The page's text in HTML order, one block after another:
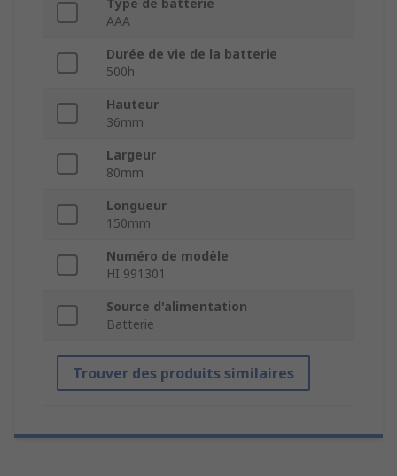
Type de batterie
AAA
Durée de vie de la batterie
500h
Hauteur
36mm
Largeur
80mm
Longueur
150mm
Numéro de modèle
HI 991301
Source d'alimentation
Batterie
Trouver des produits similaires